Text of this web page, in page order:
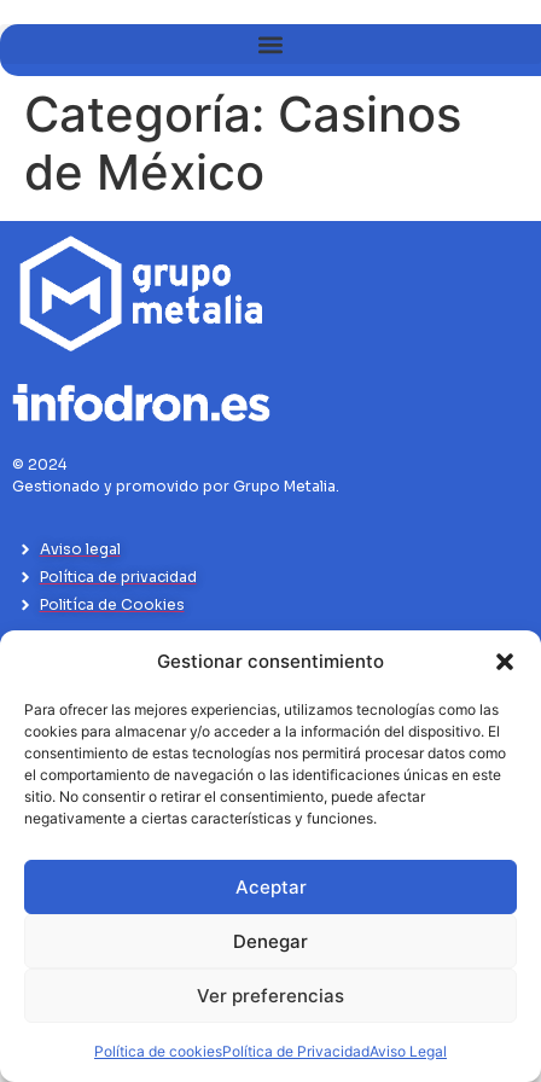
Gestionar consentimiento
Para ofrecer las mejores experiencias, utilizamos tecnologías como las
cookies para almacenar y/o acceder a la información del dispositivo. El
consentimiento de estas tecnologías nos permitirá procesar datos como
el comportamiento de navegación o las identificaciones únicas en este
sitio. No consentir o retirar el consentimiento, puede afectar
negativamente a ciertas características y funciones.
Aceptar
Denegar
Ver preferencias
Política de cookiesPolítica de PrivacidadAviso Legal
Categoría: Casinos
de México
© 2024
Gestionado y promovido por Grupo Metalia.
Aviso legal
Política de privacidad
Politíca de Cookies